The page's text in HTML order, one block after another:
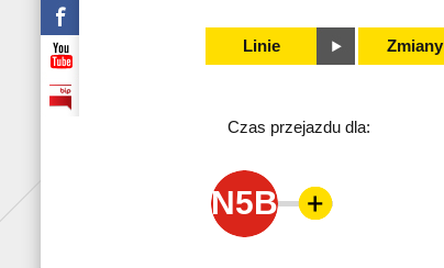
Linie Zmiany
Czas przejazdu dla:
N5B